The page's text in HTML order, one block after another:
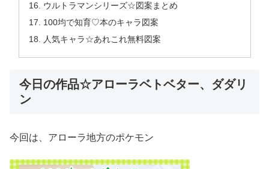
ウルトラマンシリーズ☆図案まとめ
100均で知育♡本のキャラ図案
人気キャラ☆あれこれ無料図案
今日の作品☆アローラベトベター、ダダリ
ン
今回は、アローラ地方のポケモン